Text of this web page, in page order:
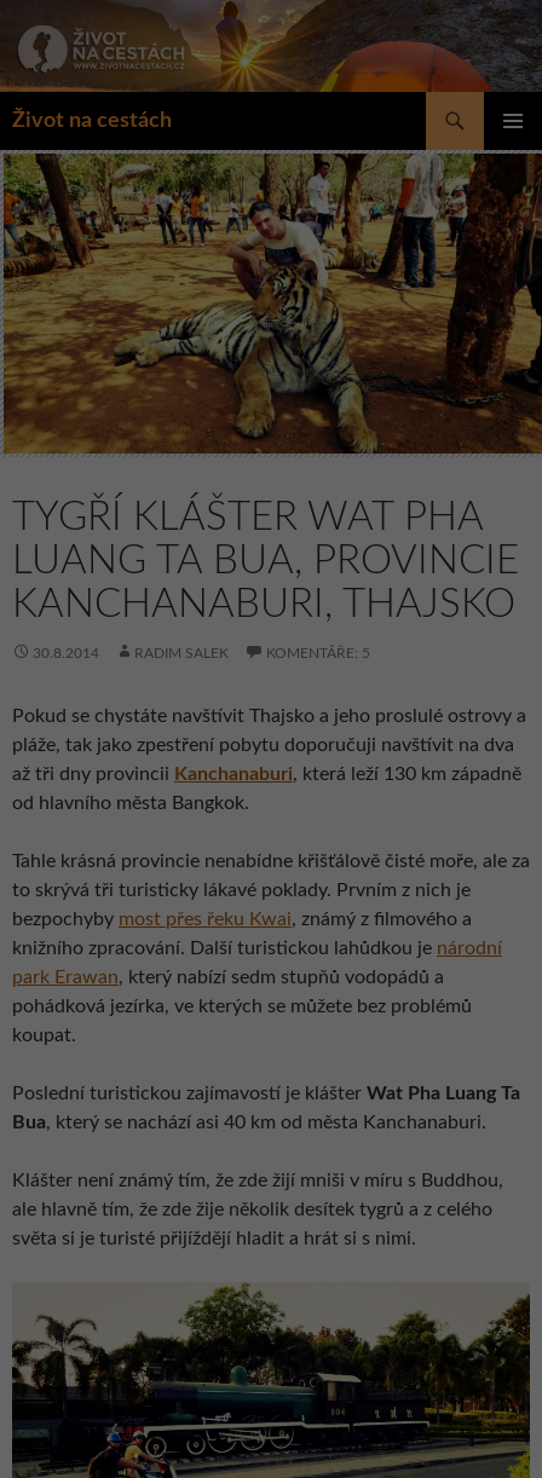
obsahu
Život na cestách
Hledat
MENU
TYGŘÍ KLÁŠTER WAT PHA
LUANG TA BUA, PROVINCIE
KANCHANABURI, THAJSKO
30.8.2014 RADIM SALEK KOMENTÁŘE: 5
Pokud se chystáte navštívit Thajsko a jeho proslulé ostrovy a
pláže, tak jako zpestření pobytu doporučuji navštívit na dva
až tři dny provincii Kanchanaburi, která leží 130 km západně
od hlavního města Bangkok.
Tahle krásná provincie nenabídne křišťálově čisté moře, ale za
to skrývá tři turisticky lákavé poklady. Prvním z nich je
bezpochyby most přes řeku Kwai, známý z filmového a
knižního zpracování. Další turistickou lahůdkou je národní
park Erawan, který nabízí sedm stupňů vodopádů a
pohádková jezírka, ve kterých se můžete bez problémů
koupat.
Poslední turistickou zajímavostí je klášter Wat Pha Luang Ta
Bua, který se nachází asi 40 km od města Kanchanaburi.
Klášter není známý tím, že zde žijí mniši v míru s Buddhou,
ale hlavně tím, že zde žije několik desítek tygrů a z celého
světa si je turisté přijíždějí hladit a hrát si s nimi.